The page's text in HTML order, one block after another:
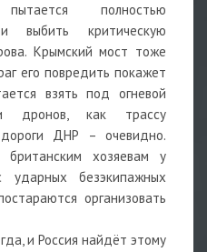
полностью
выбить критическую
Крымский мост тоже
его повредить покажет
взять под огневой
дронов, как трассу
ДНР – очевидно.
британским хозяевам у
ударных безэкипажных
организовать
и Россия найдёт этому